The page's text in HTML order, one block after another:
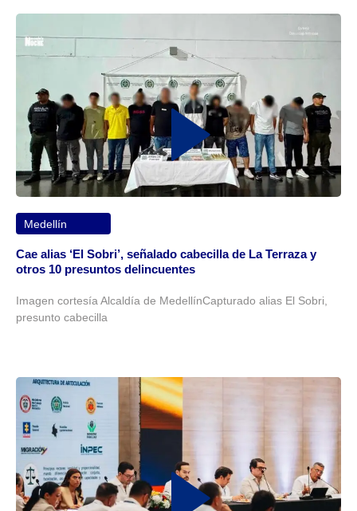
Medellín
Cae alias ‘El Sobri’, señalado cabecilla de La Terraza y
otros 10 presuntos delincuentes
Imagen cortesía Alcaldía de MedellínCapturado alias El Sobri,
presunto cabecilla